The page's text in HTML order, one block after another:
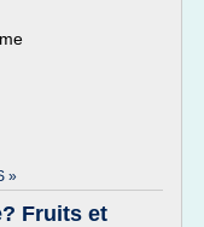
»
Fruits et